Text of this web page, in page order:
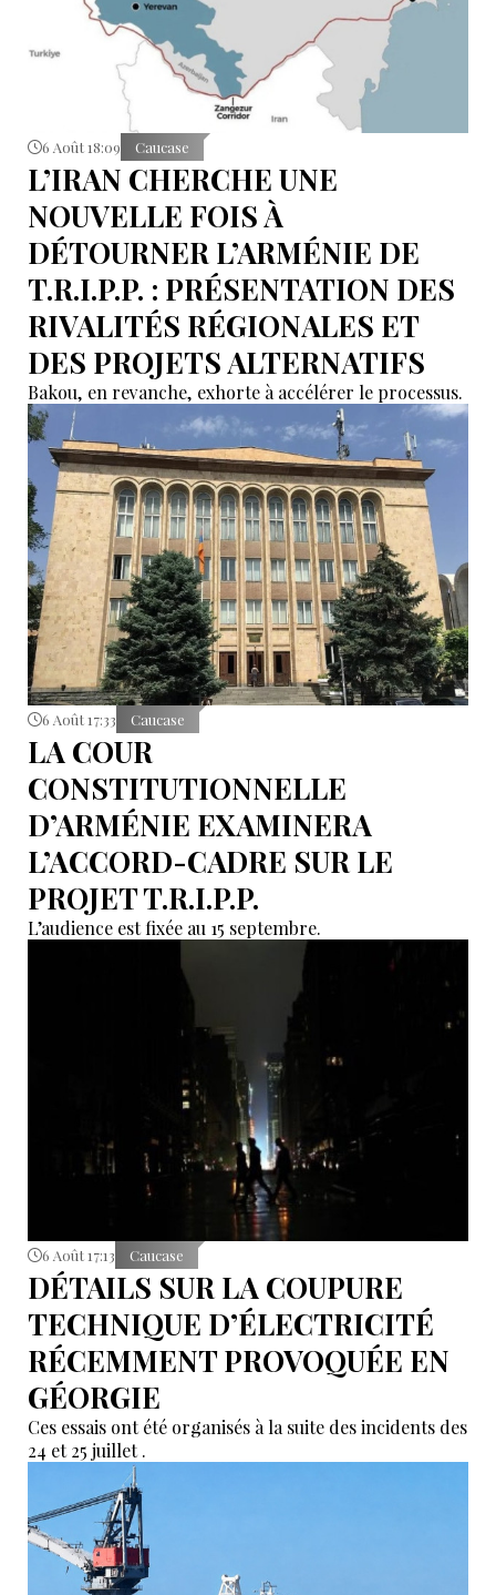
6 Août 18:09 Caucase
L’IRAN CHERCHE UNE
NOUVELLE FOIS À
DÉTOURNER L’ARMÉNIE DE
T.R.I.P.P. : PRÉSENTATION DES
RIVALITÉS RÉGIONALES ET
DES PROJETS ALTERNATIFS
Bakou, en revanche, exhorte à accélérer le processus.
6 Août 17:33 Caucase
LA COUR
CONSTITUTIONNELLE
D’ARMÉNIE EXAMINERA
L’ACCORD-CADRE SUR LE
PROJET T.R.I.P.P.
L’audience est fixée au 15 septembre.
6 Août 17:13 Caucase
DÉTAILS SUR LA COUPURE
TECHNIQUE D’ÉLECTRICITÉ
RÉCEMMENT PROVOQUÉE EN
GÉORGIE
Ces essais ont été organisés à la suite des incidents des
24 et 25 juillet .